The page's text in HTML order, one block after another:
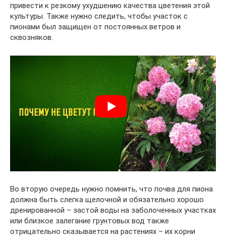
привести к резкому ухудшению качества цветения этой
культуры. Также нужно следить, чтобы участок с
пионами был защищен от постоянных ветров и
сквозняков.
Во вторую очередь нужно помнить, что почва для пиона
должна быть слегка щелочной и обязательно хорошо
дренированной – застой воды на заболоченных участках
или близкое залегание грунтовых вод также
отрицательно сказывается на растениях – их корни